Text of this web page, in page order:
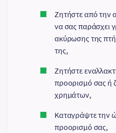
Ζητήστε από την
να σας παράσχει
ακύρωσης της
της,
Ζητήστε
προορισμό σας ή
χρημάτων,
Καταγράψτε την
προορισμό σας,